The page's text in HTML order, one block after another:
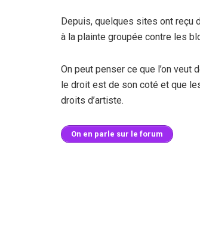
Depuis, quelques sites ont reçu
à la plainte groupée contre les
On peut penser ce que l’on veut
le droit est de son coté et que
droits d’artiste.
On en parle sur le forum